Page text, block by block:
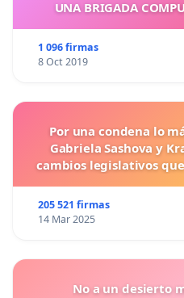
UNA BRIGADA
1 096 firmas
8 Oct 2019
Por una condena lo
Gabriela Sashova y
cambios legislativos
205 521 firmas
14 Mar 2025
No a un desierto